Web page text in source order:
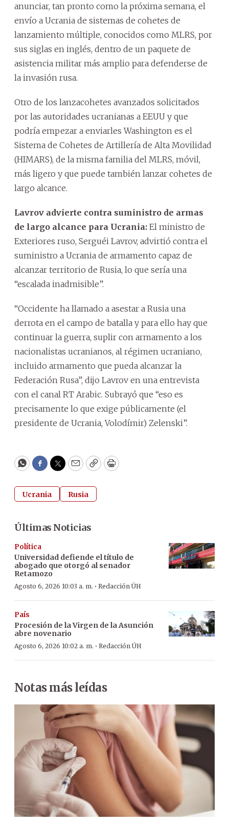
anunciar, tan pronto como la próxima semana, el
envío a Ucrania de sistemas de cohetes de
lanzamiento múltiple, conocidos como MLRS, por
sus siglas en inglés, dentro de un paquete de
asistencia militar más amplio para defenderse de
la invasión rusa.
Otro de los lanzacohetes avanzados solicitados
por las autoridades ucranianas a EEUU y que
podría empezar a enviarles Washington es el
Sistema de Cohetes de Artillería de Alta Movilidad
(HIMARS), de la misma familia del MLRS, móvil,
más ligero y que puede también lanzar cohetes de
largo alcance.
Lavrov advierte contra suministro de armas
de largo alcance para Ucrania: El ministro de
Exteriores ruso, Serguéi Lavrov, advirtió contra el
suministro a Ucrania de armamento capaz de
alcanzar territorio de Rusia, lo que sería una
“escalada inadmisible”.
“Occidente ha llamado a asestar a Rusia una
derrota en el campo de batalla y para ello hay que
continuar la guerra, suplir con armamento a los
nacionalistas ucranianos, al régimen ucraniano,
incluido armamento que pueda alcanzar la
Federación Rusa”, dijo Lavrov en una entrevista
con el canal RT Arabic. Subrayó que “eso es
precisamente lo que exige públicamente (el
presidente de Ucrania, Volodímir) Zelenski”.
WhatsApp
Facebook
Twitter
EmailCopyPrint
Ucrania Rusia
Últimas Noticias
Política
Universidad defiende el título de
abogado que otorgó al senador
Retamozo
Agosto 6, 2026 10:03 a. m. · Redacción ÚH
País
Procesión de la Virgen de la Asunción
abre novenario
Agosto 6, 2026 10:02 a. m. · Redacción ÚH
Notas más leídas